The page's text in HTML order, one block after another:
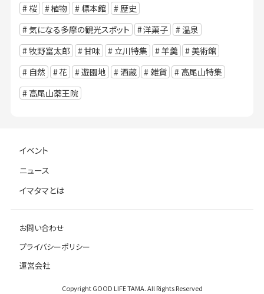
桜
植物 標本館
歴史
気になる多摩の観光スポット
洋菓子
温泉
牧野富太郎
甘味 立川特集 羊羹
美術館
自然
花 遊園地 酒蔵 雑貨
高尾山特集
高尾山薬王院
イベント
ニュース
イマタマとは
お問い合わせ
プライバシーポリシー
運営会社
Copyright GOOD LIFE TAMA. All Rights Reserved